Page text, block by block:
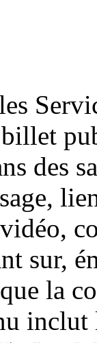
des
sur,
la
inclut